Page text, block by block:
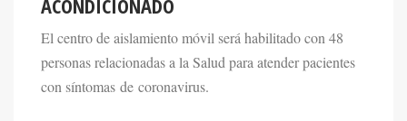
El centro de aislamiento móvil será habilitado con 48
personas relacionadas a la Salud para atender pacientes
con síntomas de coronavirus.